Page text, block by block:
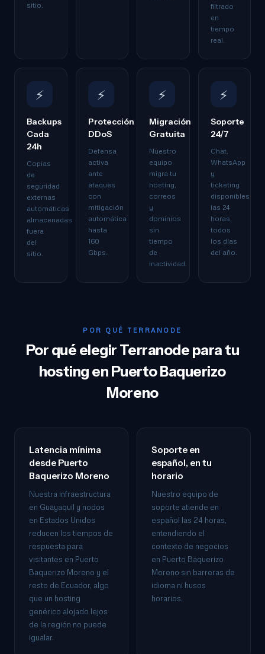
sitio.
filtrado
en
tiempo
real.
⚡
Backups
Cada
24h
Copias
de
seguridad
externas
automáticas
almacenadas
fuera
del
sitio.
⚡
Protección
DDoS
Defensa
activa
ante
ataques
con
mitigación
automática
hasta
160
Gbps.
⚡
Migración
Gratuita
Nuestro
equipo
migra tu
hosting,
correos
y
dominios
sin
tiempo
de
inactividad.
⚡
Soporte
24/7
Chat,
WhatsApp
y
ticketing
disponibles
las 24
horas,
todos
los días
del año.
POR QUÉ TERRANODE
Por qué elegir Terranode para tu
hosting en Puerto Baquerizo
Moreno
Latencia mínima
desde Puerto
Baquerizo Moreno
Nuestra infraestructura
en Guayaquil y nodos
en Estados Unidos
reducen los tiempos de
respuesta para
visitantes en Puerto
Baquerizo Moreno y el
resto de Ecuador, algo
que un hosting
genérico alojado lejos
de la región no puede
igualar.
Soporte en
español, en tu
horario
Nuestro equipo de
soporte atiende en
español las 24 horas,
entendiendo el
contexto de negocios
en Puerto Baquerizo
Moreno sin barreras de
idioma ni husos
horarios.